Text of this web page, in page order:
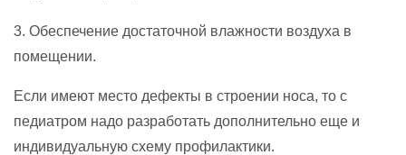
3. Обеспечение достаточной влажности воздуха в
помещении.
Если имеют место дефекты в строении носа, то с
педиатром надо разработать дополнительно еще и
индивидуальную схему профилактики.